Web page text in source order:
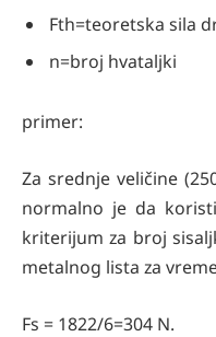
Fth=teoretska sila
n=broj hvataljki
primer:
Za srednje veličine
normalno je da
kriterijum za broj
metalnog lista za
Fs = 1822/6=304 N.